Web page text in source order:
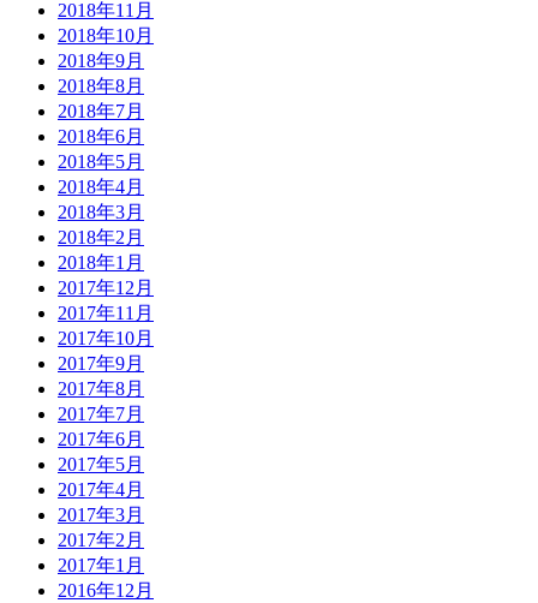
2018年11月
2018年10月
2018年9月
2018年8月
2018年7月
2018年6月
2018年5月
2018年4月
2018年3月
2018年2月
2018年1月
2017年12月
2017年11月
2017年10月
2017年9月
2017年8月
2017年7月
2017年6月
2017年5月
2017年4月
2017年3月
2017年2月
2017年1月
2016年12月